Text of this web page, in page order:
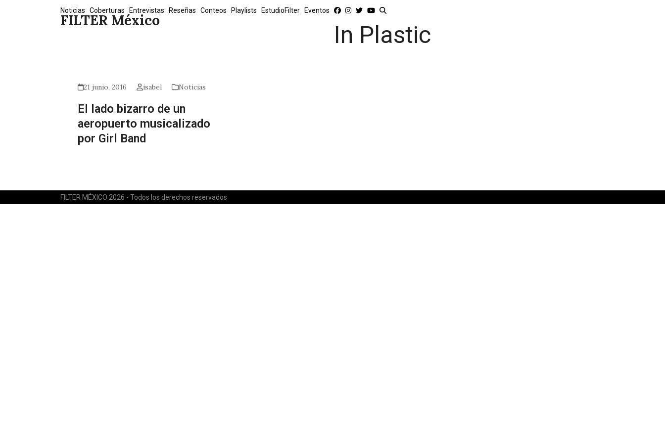
FILTER México
Noticias Coberturas Entrevistas Reseñas Conteos Playlists EstudioFilter Eventos
In Plastic
21 junio, 2016 isabel Noticias
El lado bizarro de un
aeropuerto musicalizado
por Girl Band
FILTER MÉXICO 2026 - Todos los derechos reservados